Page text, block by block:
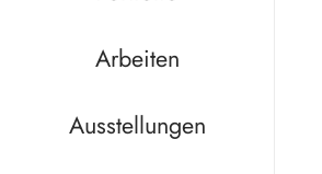
Arbeiten
Ausstellungen